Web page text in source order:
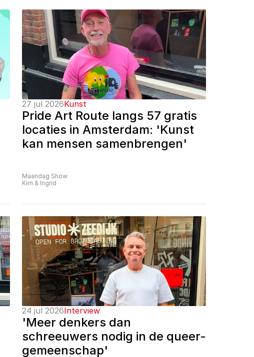
27 jul 2026Kunst
Pride Art Route langs 57 gratis
locaties in Amsterdam: 'Kunst
kan mensen samenbrengen'
Maandag Show
Kim & Ingrid
24 jul 2026Interview
'Meer denkers dan
schreeuwers nodig in de queer-
gemeenschap'